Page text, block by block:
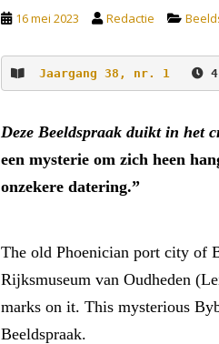
16 mei 2023 Redactie
Jaargang 38, nr. 1 4
Deze Beeldspraak duikt in het
een mysterie om zich heen
onzekere datering.”
The old Phoenician port city of
Rĳksmuseum van Oudheden
marks on it. This mysterious
Beeldspraak.